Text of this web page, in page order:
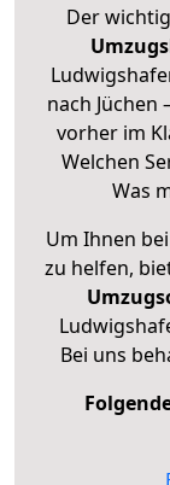
Der
nach Jüchen
vorher im
Welchen
Was
Um Ihnen
zu helfen,
Bei uns